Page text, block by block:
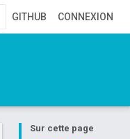
GITHUB CONNEXION
Sur cette page